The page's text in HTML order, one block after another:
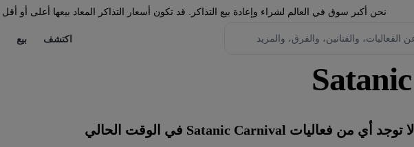
نحن أكبر سوق في العالم لشراء وإعادة بيع التذاكر. قد تكون أسعار التذاكر المعاد بيعها أعلى أو
اكتشف بيع
لا توجد أي من فعاليات Satanic Carnival في الوقت الحالي